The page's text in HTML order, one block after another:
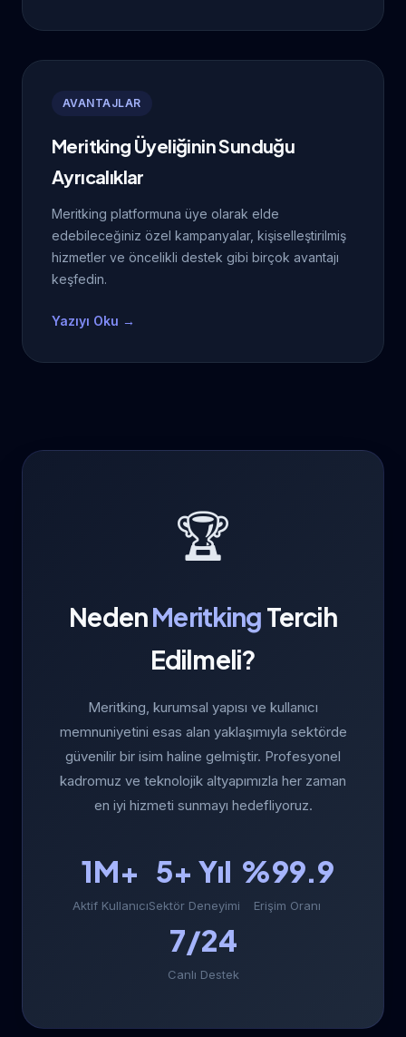
AVANTAJLAR
Meritking Üyeliğinin Sunduğu
Ayrıcalıklar
Meritking platformuna üye olarak elde
edebileceğiniz özel kampanyalar, kişiselleştirilmiş
hizmetler ve öncelikli destek gibi birçok avantajı
keşfedin.
Yazıyı Oku →
🏆
NedenMeritking Tercih
Edilmeli?
Meritking, kurumsal yapısı ve kullanıcı
memnuniyetini esas alan yaklaşımıyla sektörde
güvenilir bir isim haline gelmiştir. Profesyonel
kadromuz ve teknolojik altyapımızla her zaman
en iyi hizmeti sunmayı hedefliyoruz.
1M+
Aktif Kullanıcı
5+ Yıl
Sektör Deneyimi
%99.9
Erişim Oranı
7/24
Canlı Destek